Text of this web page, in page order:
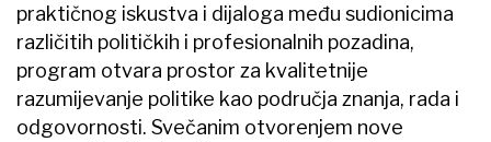
praktičnog iskustva i dijaloga među sudionicima
različitih političkih i profesionalnih pozadina,
program otvara prostor za kvalitetnije
razumijevanje politike kao područja znanja, rada i
odgovornosti. Svečanim otvorenjem nove